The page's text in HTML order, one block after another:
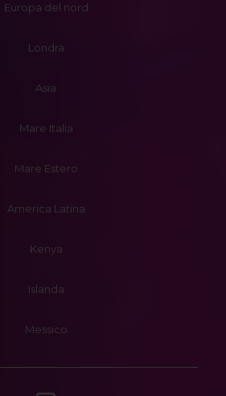
Europa del nord
Londra
Asia
Mare Italia
Mare Estero
America Latina
Kenya
Islanda
Messico